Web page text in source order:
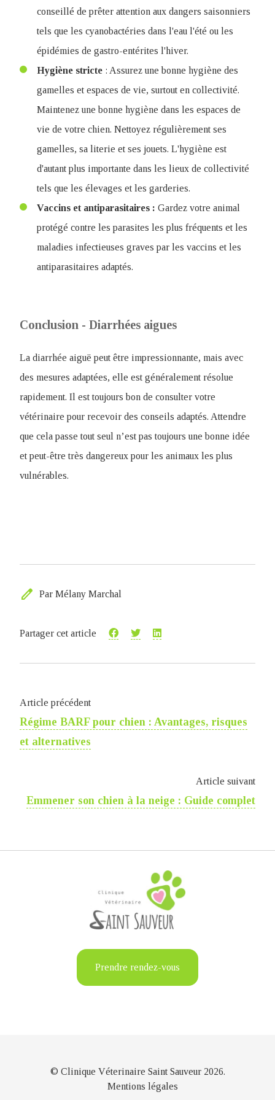
conseillé de prêter attention aux dangers saisonniers
tels que les cyanobactéries dans l'eau l'été ou les
épidémies de gastro-entérites l'hiver.
Hygiène stricte : Assurez une bonne hygiène des
gamelles et espaces de vie, surtout en collectivité.
Maintenez une bonne hygiène dans les espaces de
vie de votre chien. Nettoyez régulièrement ses
gamelles, sa literie et ses jouets. L'hygiène est
d'autant plus importante dans les lieux de collectivité
tels que les élevages et les garderies.
Vaccins et antiparasitaires : Gardez votre animal
protégé contre les parasites les plus fréquents et les
maladies infectieuses graves par les vaccins et les
antiparasitaires adaptés.
Conclusion - Diarrhées aigues
La diarrhée aiguë peut être impressionnante, mais avec
des mesures adaptées, elle est généralement résolue
rapidement. Il est toujours bon de consulter votre
vétérinaire pour recevoir des conseils adaptés. Attendre
que cela passe tout seul n’est pas toujours une bonne idée
et peut-être très dangereux pour les animaux les plus
vulnérables.
edit Par Mélany Marchal
Partager cet article
Article précédent
Régime BARF pour chien : Avantages, risques
et alternatives
Article suivant
Emmener son chien à la neige​ : Guide complet
Prendre rendez-vous
© Clinique Véterinaire Saint Sauveur 2026.
Mentions légales